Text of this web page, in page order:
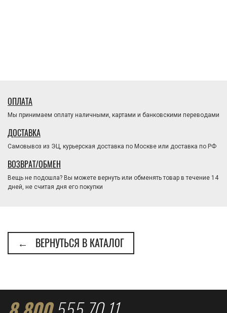
ОПЛАТА
Мы принимаем оплату наличными, картами и банковскими переводами
ДОСТАВКА
Самовывоз из ЭЦ, курьерская доставка по Москве или доставка по РФ
ВОЗВРАТ/ОБМЕН
Вещь не подошла? Вы можете вернуть или обменять товар в течение 14
дней, не считая дня его покупки
← ВЕРНУТЬСЯ В КАТАЛОГ